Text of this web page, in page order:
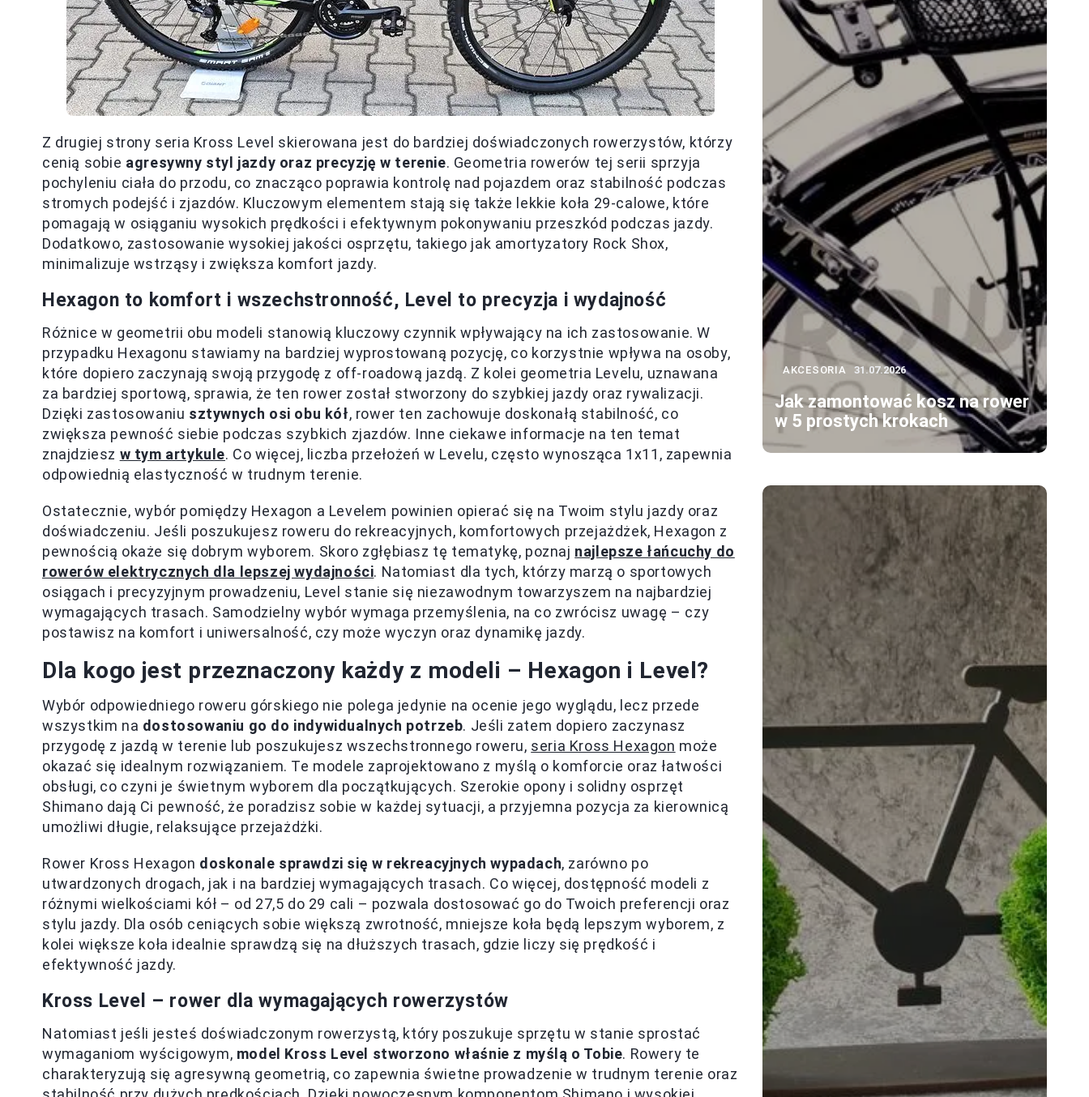
Z drugiej strony seria Kross Level skierowana jest do bardziej doświadczonych rowerzystów, którzy
cenią sobie agresywny styl jazdy oraz precyzję w terenie. Geometria rowerów tej serii sprzyja
pochyleniu ciała do przodu, co znacząco poprawia kontrolę nad pojazdem oraz stabilność podczas
stromych podejść i zjazdów. Kluczowym elementem stają się także lekkie koła 29-calowe, które
pomagają w osiąganiu wysokich prędkości i efektywnym pokonywaniu przeszkód podczas jazdy.
Dodatkowo, zastosowanie wysokiej jakości osprzętu, takiego jak amortyzatory Rock Shox,
minimalizuje wstrząsy i zwiększa komfort jazdy.
Hexagon to komfort i wszechstronność, Level to precyzja i wydajność
Różnice w geometrii obu modeli stanowią kluczowy czynnik wpływający na ich zastosowanie. W
przypadku Hexagonu stawiamy na bardziej wyprostowaną pozycję, co korzystnie wpływa na osoby,
które dopiero zaczynają swoją przygodę z off-roadową jazdą. Z kolei geometria Levelu, uznawana
za bardziej sportową, sprawia, że ten rower został stworzony do szybkiej jazdy oraz rywalizacji.
Dzięki zastosowaniu sztywnych osi obu kół, rower ten zachowuje doskonałą stabilność, co
zwiększa pewność siebie podczas szybkich zjazdów. Inne ciekawe informacje na ten temat
znajdziesz w tym artykule. Co więcej, liczba przełożeń w Levelu, często wynosząca 1x11, zapewnia
odpowiednią elastyczność w trudnym terenie.
Ostatecznie, wybór pomiędzy Hexagon a Levelem powinien opierać się na Twoim stylu jazdy oraz
doświadczeniu. Jeśli poszukujesz roweru do rekreacyjnych, komfortowych przejażdżek, Hexagon z
pewnością okaże się dobrym wyborem. Skoro zgłębiasz tę tematykę, poznaj najlepsze łańcuchy do
rowerów elektrycznych dla lepszej wydajności. Natomiast dla tych, którzy marzą o sportowych
osiągach i precyzyjnym prowadzeniu, Level stanie się niezawodnym towarzyszem na najbardziej
wymagających trasach. Samodzielny wybór wymaga przemyślenia, na co zwrócisz uwagę – czy
postawisz na komfort i uniwersalność, czy może wyczyn oraz dynamikę jazdy.
Dla kogo jest przeznaczony każdy z modeli – Hexagon i Level?
Wybór odpowiedniego roweru górskiego nie polega jedynie na ocenie jego wyglądu, lecz przede
wszystkim na dostosowaniu go do indywidualnych potrzeb. Jeśli zatem dopiero zaczynasz
przygodę z jazdą w terenie lub poszukujesz wszechstronnego roweru, seria Kross Hexagon może
okazać się idealnym rozwiązaniem. Te modele zaprojektowano z myślą o komforcie oraz łatwości
obsługi, co czyni je świetnym wyborem dla początkujących. Szerokie opony i solidny osprzęt
Shimano dają Ci pewność, że poradzisz sobie w każdej sytuacji, a przyjemna pozycja za kierownicą
umożliwi długie, relaksujące przejażdżki.
Rower Kross Hexagon doskonale sprawdzi się w rekreacyjnych wypadach, zarówno po
utwardzonych drogach, jak i na bardziej wymagających trasach. Co więcej, dostępność modeli z
różnymi wielkościami kół – od 27,5 do 29 cali – pozwala dostosować go do Twoich preferencji oraz
stylu jazdy. Dla osób ceniących sobie większą zwrotność, mniejsze koła będą lepszym wyborem, z
kolei większe koła idealnie sprawdzą się na dłuższych trasach, gdzie liczy się prędkość i
efektywność jazdy.
Kross Level – rower dla wymagających rowerzystów
Natomiast jeśli jesteś doświadczonym rowerzystą, który poszukuje sprzętu w stanie sprostać
wymaganiom wyścigowym, model Kross Level stworzono właśnie z myślą o Tobie. Rowery te
charakteryzują się agresywną geometrią, co zapewnia świetne prowadzenie w trudnym terenie oraz
AKCESORIA 31.07.2026
Jak zamontować kosz na rower
w 5 prostych krokach